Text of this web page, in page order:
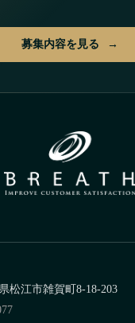
募集内容を見る
松江市雑賀町8-18-203